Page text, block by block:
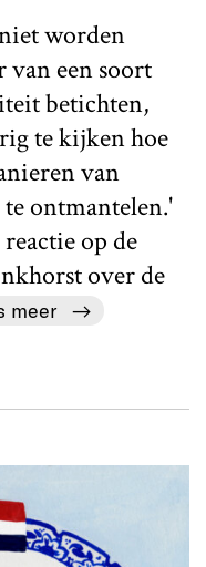
worden
van een soort
betichten,
te kijken hoe
van
ontmantelen.'
op de
over de
meer